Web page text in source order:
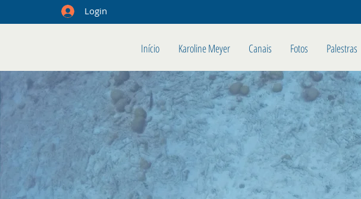
Login
Início Karoline Meyer Canais Fotos Palestras